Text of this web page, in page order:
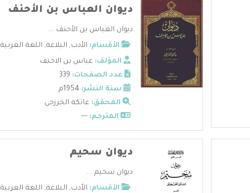
ديوان العباس بن الأحنف
ديوان العباس بن الأحنف ...
الأقسام: الأدب, البلاغة, اللغة العربية
المؤلف: عباس بن الاحنف
عدد الصفحات:
سنة النشر:
المحقق: عاتكة الخرزجي
المترجم: ---
ديوان سحيم
ديوان سحيم ...
الأقسام: الأدب, البلاغة, اللغة العربية